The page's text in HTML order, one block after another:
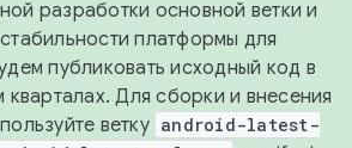
разработки основной ветки и
платформы для
публиковать исходный код в
Для сборки и внесения
ветку android-latest-